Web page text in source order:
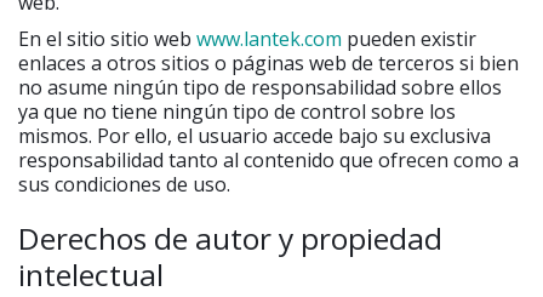
En el sitio sitio web www.lantek.com pueden existir
enlaces a otros sitios o páginas web de terceros si bien
no asume ningún tipo de responsabilidad sobre ellos
ya que no tiene ningún tipo de control sobre los
mismos. Por ello, el usuario accede bajo su exclusiva
responsabilidad tanto al contenido que ofrecen como a
sus condiciones de uso.
Derechos de autor y propiedad
intelectual